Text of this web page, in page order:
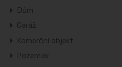
Dům
Garáž
Komerční objekt
Pozemek